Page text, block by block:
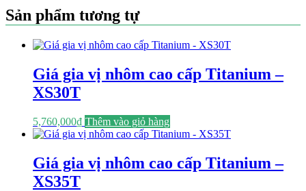
Sản phẩm tương tự
Giá gia vị nhôm cao cấp Titanium –
XS30T
5,760,000₫ Thêm vào giỏ hàng
Giá gia vị nhôm cao cấp Titanium –
XS35T